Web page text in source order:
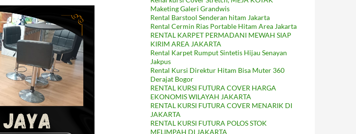
Maketing Galeri Grandwis
Rental Barstool Senderan hitam Jakarta
Rental Cermin Rias Portable Hitam Area Jakarta
RENTAL KARPET PERMADANI MEWAH SIAP
KIRIM AREA JAKARTA
Rental Karpet Rumput Sintetis Hijau Senayan
Jakpus
Rental Kursi Direktur Hitam Bisa Muter 360
Derajat Bogor
RENTAL KURSI FUTURA COVER HARGA
EKONOMIS WILAYAH JAKARTA
RENTAL KURSI FUTURA COVER MENARIK DI
JAKARTA
RENTAL KURSI FUTURA POLOS STOK
MELIMPAH DI JAKARTA